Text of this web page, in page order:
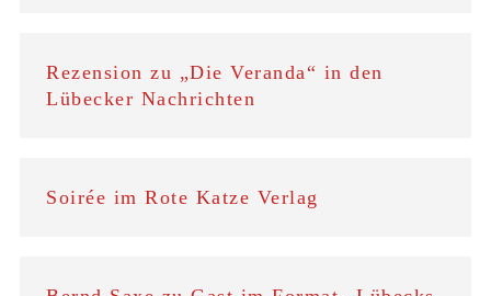
Rezension zu „Die Veranda“ in den
Lübecker Nachrichten
Soirée im Rote Katze Verlag